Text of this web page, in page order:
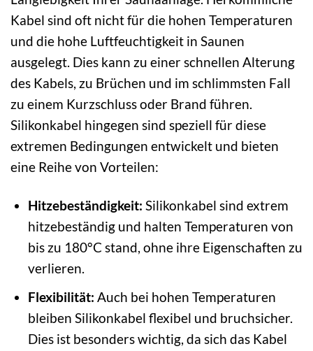
Kabel sind oft nicht für die hohen Temperaturen
und die hohe Luftfeuchtigkeit in Saunen
ausgelegt. Dies kann zu einer schnellen Alterung
des Kabels, zu Brüchen und im schlimmsten Fall
zu einem Kurzschluss oder Brand führen.
Silikonkabel hingegen sind speziell für diese
extremen Bedingungen entwickelt und bieten
eine Reihe von Vorteilen:
Hitzebeständigkeit: Silikonkabel sind extrem
hitzebeständig und halten Temperaturen von
bis zu 180°C stand, ohne ihre Eigenschaften zu
verlieren.
Flexibilität: Auch bei hohen Temperaturen
bleiben Silikonkabel flexibel und bruchsicher.
Dies ist besonders wichtig, da sich das Kabel